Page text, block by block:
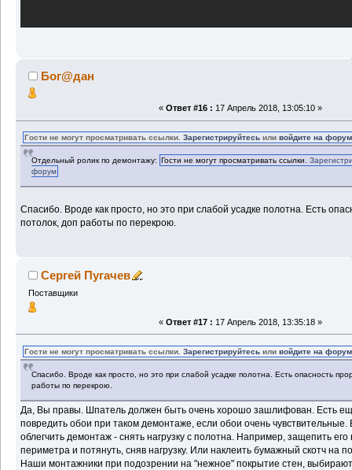
Бог@дан
« Ответ #16 : 17 Апрель 2018, 13:05:10 »
Гости не могут просматривать ссылки.Зарегистрируйтесь иливойдите на форум
Отдельный ролик по демонтажу: Гости не могут просматривать ссылки.
форум
Спасибо. Вроде как просто, но это при слабой усадке полотна. Есть
потолок, доп работы по перекрою.
Сергей Пугачев
Поставщики
« Ответ #17 : 17 Апрель 2018, 13:35:18 »
Гости не могут просматривать ссылки.Зарегистрируйтесь иливойдите на форум
Спасибо. Вроде как просто, но это при слабой усадке полотна. Есть опасность
работы по перекрою.
Да, Вы правы. Шпатель должен быть очень хорошо зашлифован. Есть
повредить обои при таком демонтаже, если обои очень чувствительные.
облегчить демонтаж - снять нагрузку с полотна. Например, защепить его
периметра и потянуть, сняв нагрузку. Или наклеить бумажный скотч на
Наши монтажники при подозрении на "нежное" покрытие стен,